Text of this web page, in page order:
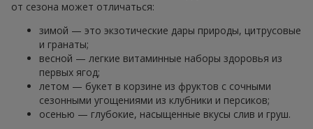
от сезона может отличаться:
зимой — это экзотические дары природы, цитрусовые
и гранаты;
весной — легкие витаминные наборы здоровья из
первых ягод;
летом — букет в корзине из фруктов с сочными
сезонными угощениями из клубники и персиков;
осенью — глубокие, насыщенные вкусы слив и груш.